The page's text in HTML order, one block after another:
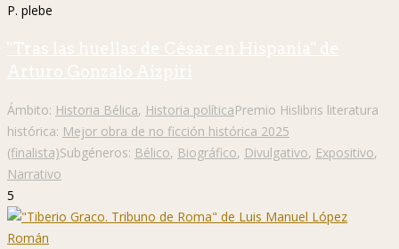
P. plebe
"Tras las huellas de César en Hispania" de
Arturo Gonzalo Aizpiri
Ámbito: Historia Bélica, Historia políticaPremio Hislibris literatura
histórica: Mejor obra de no ficción histórica 2025
(finalista)Subgéneros: Bélico, Biográfico, Divulgativo, Expositivo,
Narrativo
5